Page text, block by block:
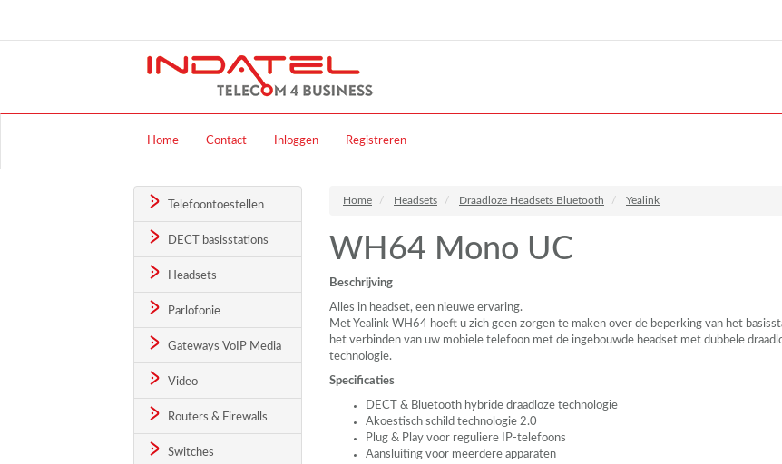
Home Contact Inloggen Registreren
Telefoontoestellen
DECT basisstations
Headsets
Parlofonie
Gateways VoIP Media
Video
Routers & Firewalls
Switches
Home Headsets Draadloze Headsets Bluetooth Yealink
WH64 Mono UC
Beschrijving
Alles in headset, een nieuwe ervaring.
Met Yealink WH64 hoeft u zich geen zorgen te maken over de beperking van het
het verbinden van uw mobiele telefoon met de ingebouwde headset met dubbele
technologie.
Specificaties
DECT
& Bluetooth hybride draadloze technologie
Akoestisch schild technologie 2.0
Plug & Play voor reguliere IP-telefoons
Aansluiting voor meerdere apparaten